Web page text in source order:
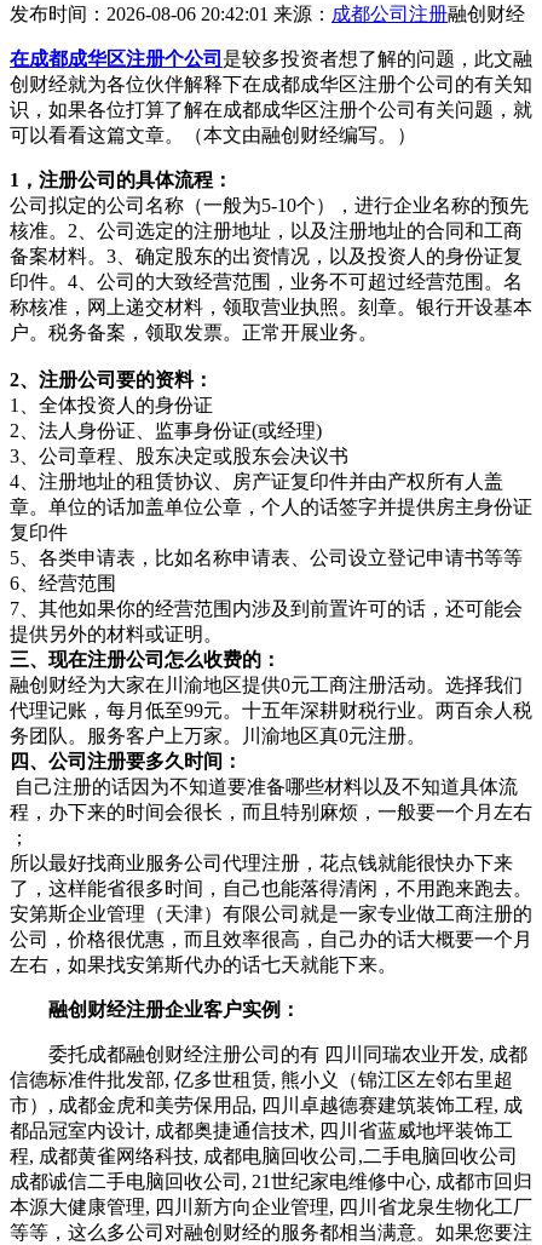
发布时间：2026-08-06 20:42:01 来源： 成都公司注册融创财经
在成都成华区注册个公司 是较多投资者想了解的问题，此文融
创财经就为各位伙伴解释下在成都成华区注册个公司的有关知
识，如果各位打算了解在成都成华区注册个公司有关问题，就
可以看看这篇文章。（本文由融创财经编写。）
1，注册公司的具体流程：
公司拟定的公司名称（一般为5-10个），进行企业名称的预先
核准。2、公司选定的注册地址，以及注册地址的合同和工商
备案材料。3、确定股东的出资情况，以及投资人的身份证复
印件。4、公司的大致经营范围，业务不可超过经营范围。名
称核准，网上递交材料，领取营业执照。刻章。银行开设基本
户。税务备案，领取发票。正常开展业务。
2、注册公司要的资料：
1、全体投资人的身份证
2、法人身份证、监事身份证(或经理)
3、公司章程、股东决定或股东会决议书
4、注册地址的租赁协议、房产证复印件并由产权所有人盖
章。单位的话加盖单位公章，个人的话签字并提供房主身份证
复印件
5、各类申请表，比如名称申请表、公司设立登记申请书等等
6、经营范围
7、其他如果你的经营范围内涉及到前置许可的话，还可能会
提供另外的材料或证明。
三、现在注册公司怎么收费的：
融创财经为大家在川渝地区提供0元工商注册活动。选择我们
代理记账，每月低至99元。十五年深耕财税行业。两百余人税
务团队。服务客户上万家。川渝地区真0元注册。
四、公司注册要多久时间：
自己注册的话因为不知道要准备哪些材料以及不知道具体流
程，办下来的时间会很长，而且特别麻烦，一般要一个月左右
；
所以最好找商业服务公司代理注册，花点钱就能很快办下来
了，这样能省很多时间，自己也能落得清闲，不用跑来跑去。
安第斯企业管理（天津）有限公司就是一家专业做工商注册的
公司，价格很优惠，而且效率很高，自己办的话大概要一个月
左右，如果找安第斯代办的话七天就能下来。
融创财经注册企业客户实例：
委托成都融创财经注册公司的有 四川同瑞农业开发, 成都
信德标准件批发部, 亿多世租赁, 熊小义（锦江区左邻右里超
市）, 成都金虎和美劳保用品, 四川卓越德赛建筑装饰工程, 成
都品冠室内设计, 成都奥捷通信技术, 四川省蓝威地坪装饰工
程, 成都黄雀网络科技, 成都电脑回收公司,二手电脑回收公司
成都诚信二手电脑回收公司, 21世纪家电维修中心, 成都市回归
本源大健康管理, 四川新方向企业管理, 四川省龙泉生物化工厂
等等，这么多公司对融创财经的服务都相当满意。如果您要注